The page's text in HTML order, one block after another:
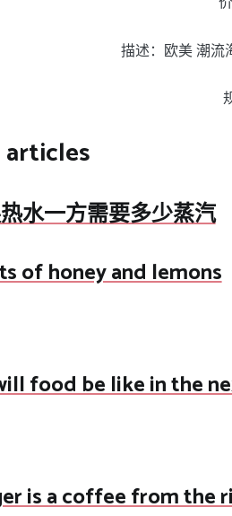
描述：欧美 潮流
水一方需要多少蒸汽
of honey and lemons
food be like in the
is a coffee from the